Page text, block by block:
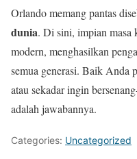
Orlando memang pantas
dunia. Di sini, impian masa
modern, menghasilkan
semua generasi. Baik Anda
atau sekadar ingin
adalah jawabannya.
Categories: Uncategorized